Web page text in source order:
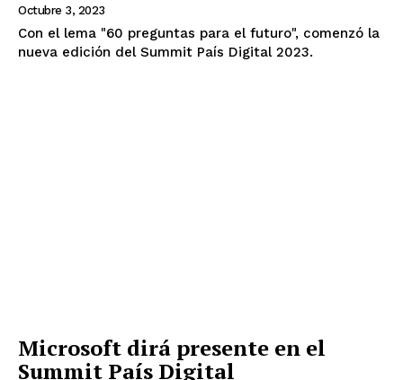
Octubre 3, 2023
Con el lema "60 preguntas para el futuro", comenzó la
nueva edición del Summit País Digital 2023.
Microsoft dirá presente en el
Summit País Digital